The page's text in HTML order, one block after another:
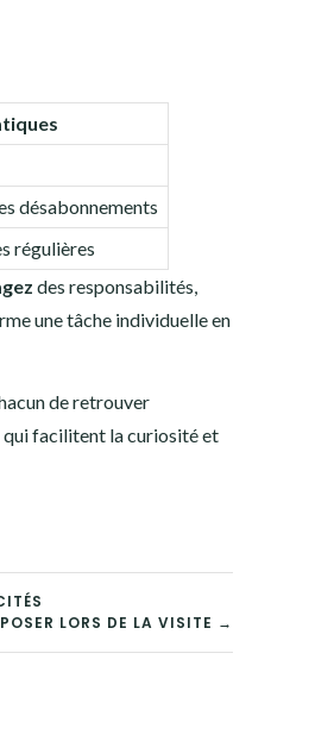
désabonnements
régulières
des responsabilités,
une tâche individuelle en
de retrouver
qui facilitent la curiosité et
LORS DE LA VISITE →